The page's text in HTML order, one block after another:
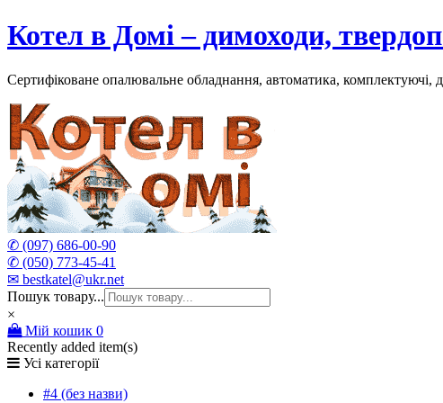
Skip
to
Котел в Домі – димоходи,
Сертифіковане опалювальне обладнання, автоматика, комплектуючі,
✆ (097) 686-00-90
✆ (050) 773-45-41
✉ bestkatel@ukr.net
Пошук товару...
×
Мій кошик 0
Recently added item(s)
Усі категорії
#4 (без назви)